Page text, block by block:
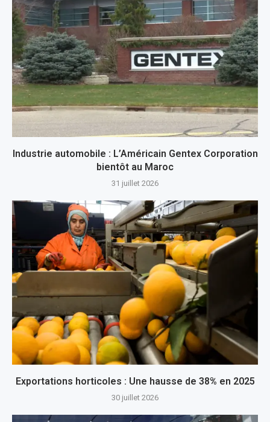
Industrie automobile : L’Américain Gentex Corporation
bientôt au Maroc
31 juillet 2026
Exportations horticoles : Une hausse de 38% en 2025
30 juillet 2026